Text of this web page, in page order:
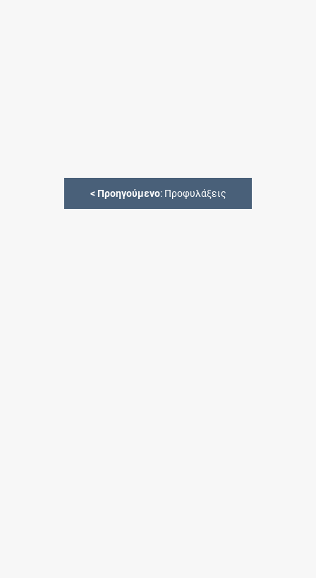
< Προηγούμενο: Προφυλάξεις